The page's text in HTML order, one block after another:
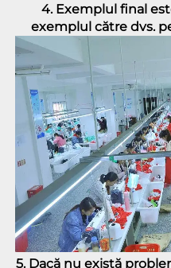
4. Exemplul final
exemplul către dvs.